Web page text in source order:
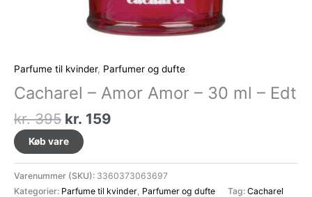
Parfume til kvinder, Parfumer og dufte
Cacharel – Amor Amor – 30 ml – Edt
kr.395 Den
oprindelige
pris
var:
kr. 395.
kr. 159
er:
kr. 159.
Køb vare
Varenummer (SKU): 3360373063697
Kategorier: Parfume til kvinder Parfumer og dufte Tag: Cacharel